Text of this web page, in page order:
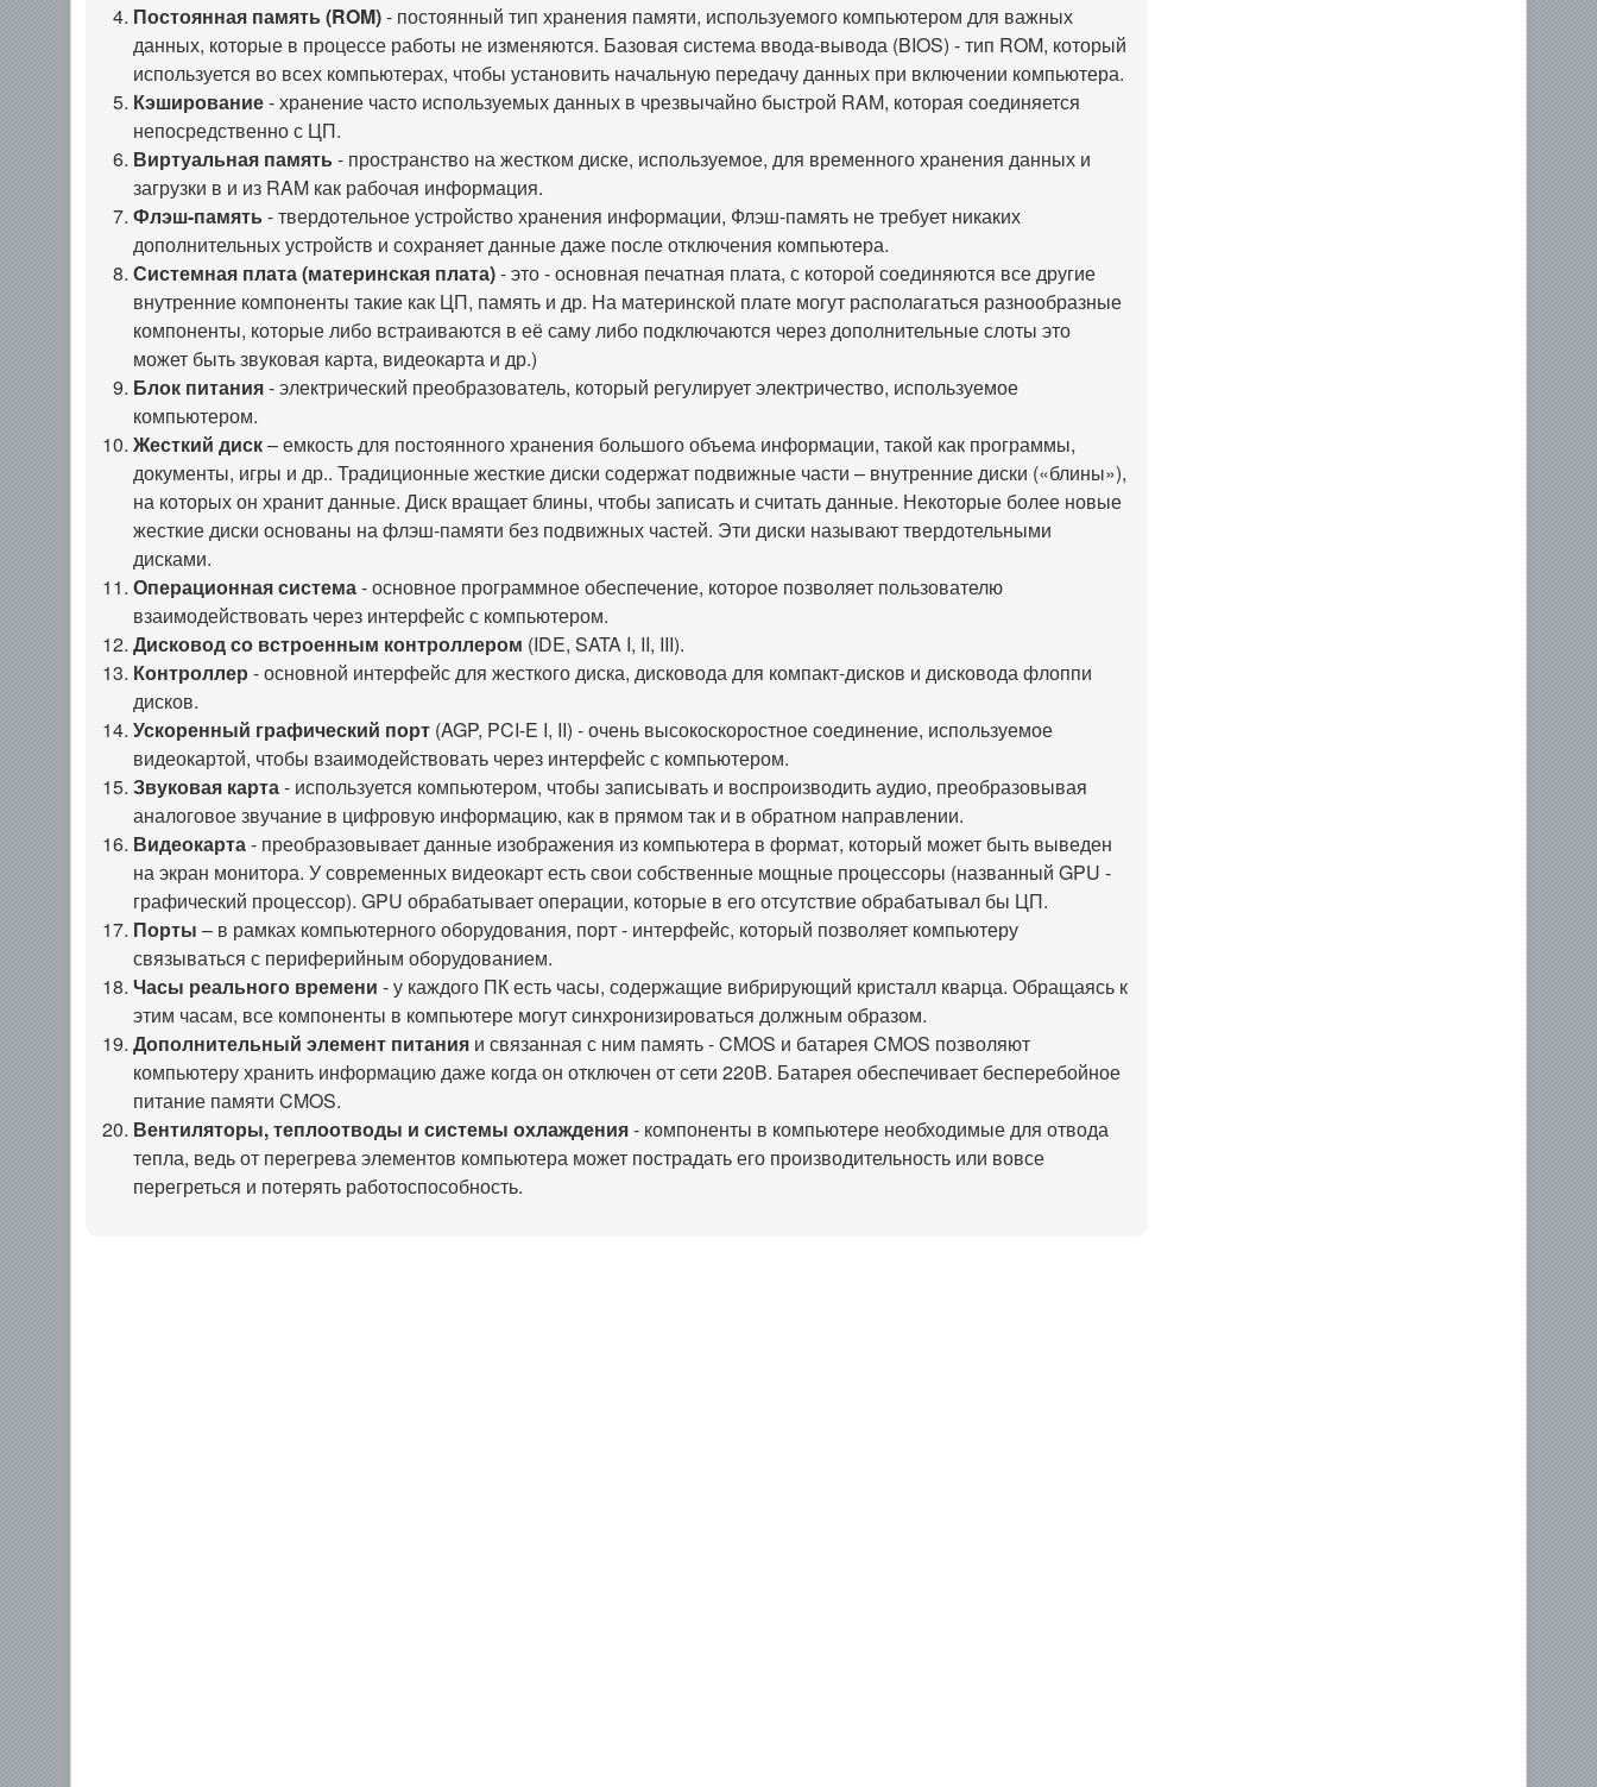
Постоянная память (ROM)- постоянный тип хранения памяти, используемого компьютером для важных
данных, которые в процессе работы не изменяются. Базовая система ввода-вывода (BIOS) - тип ROM, который
используется во всех компьютерах, чтобы установить начальную передачу данных при включении компьютера.
Кэширование- хранение часто используемых данных в чрезвычайно быстрой RAM, которая соединяется
непосредственно с ЦП.
Виртуальная память - пространство на жестком диске, используемое, для временного хранения данных и
загрузки в и из RAM как рабочая информация.
Флэш-память - твердотельное устройство хранения информации, Флэш-память не требует никаких
дополнительных устройств и сохраняет данные даже после отключения компьютера.
Системная плата (материнская плата)- это - основная печатная плата, с которой соединяются все другие
внутренние компоненты такие как ЦП, память и др. На материнской плате могут располагаться разнообразные
компоненты, которые либо встраиваются в её саму либо подключаются через дополнительные слоты это
может быть звуковая карта, видеокарта и др.)
Блок питания- электрический преобразователь, который регулирует электричество, используемое
компьютером.
Жесткий диск– емкость для постоянного хранения большого объема информации, такой как программы,
документы, игры и др.. Традиционные жесткие диски содержат подвижные части – внутренние диски («блины»),
на которых он хранит данные. Диск вращает блины, чтобы записать и считать данные. Некоторые более новые
жесткие диски основаны на флэш-памяти без подвижных частей. Эти диски называют твердотельными
дисками.
Операционная система- основное программное обеспечение, которое позволяет пользователю
взаимодействовать через интерфейс с компьютером.
Дисковод со встроенным контроллером (IDE, SATA I, II, III).
Контроллер - основной интерфейс для жесткого диска, дисковода для компакт-дисков и дисковода флоппи
дисков.
Ускоренный графический порт (AGP, PCI-E I, II) - очень высокоскоростное соединение, используемое
видеокартой, чтобы взаимодействовать через интерфейс с компьютером.
Звуковая карта- используется компьютером, чтобы записывать и воспроизводить аудио, преобразовывая
аналоговое звучание в цифровую информацию, как в прямом так и в обратном направлении.
Видеокарта- преобразовывает данные изображения из компьютера в формат, который может быть выведен
на экран монитора. У современных видеокарт есть свои собственные мощные процессоры (названный GPU -
графический процессор). GPU обрабатывает операции, которые в его отсутствие обрабатывал бы ЦП.
Порты – в рамках компьютерного оборудования, порт - интерфейс, который позволяет компьютеру
связываться с периферийным оборудованием.
Часы реального времени - у каждого ПК есть часы, содержащие вибрирующий кристалл кварца. Обращаясь к
этим часам, все компоненты в компьютере могут синхронизироваться должным образом.
Дополнительный элемент питания и связанная с ним память - CMOS и батарея CMOS позволяют
компьютеру хранить информацию даже когда он отключен от сети 220В. Батарея обеспечивает бесперебойное
питание памяти CMOS.
Вентиляторы, теплоотводы и системы охлаждения- компоненты в компьютере необходимые для отвода
тепла, ведь от перегрева элементов компьютера может пострадать его производительность или вовсе
перегреться и потерять работоспособность.